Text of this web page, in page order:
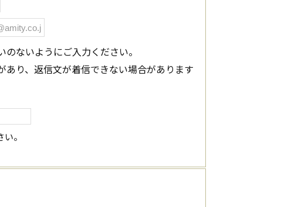
ないようにご入力ください。
り、返信文が着信できない場合があります
。